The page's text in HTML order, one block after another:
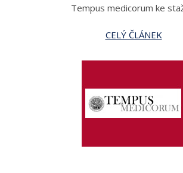
Tempus medicorum ke
CELÝ ČLÁNEK